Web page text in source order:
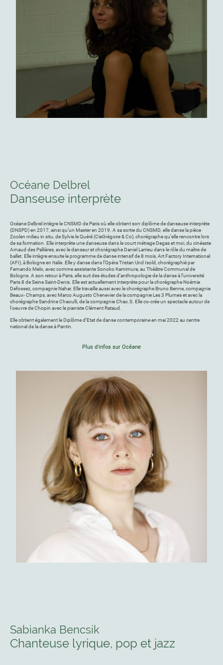
Océane Delbrel
Danseuse interprète
Océane Delbrel intègre le CNSMD de Paris où elle obtient son diplôme de danseuse interprète
(DNSPD) en 2017, ainsi qu’un Master en 2019. A sa sortie du CNSMD, elle danse la pièce
Zoolen milieu in situ, de Sylvie le Quéré (CieGrégoire & Co), chorégraphe qu’elle rencontre lors
de sa formation. Elle interprète une danseuse dans le court métrage Degas et moi, du cinéaste
Arnaud des Pallières, avec le danseur et chorégraphe Daniel Larrieu dans le rôle du maître de
ballet. Elle intègre ensuite le programme de danse intensif de 8 mois, Art Factory International
(AFI), à Bologne en Italie. Elle y danse dans l’Opéra Tristan Und Isold, chorégraphié par
Fernando Melo, avec comme assistante Sonoko Kamimura, au Théâtre Communal de
Bologne. A son retour à Paris, elle suit des études d’anthropologie de la danse à l’université
Paris 8 de Seine Saint-Denis. Elle est actuellement interprète pour la chorégraphe Noémie
Defossez, compagnie Nahar. Elle travaille aussi avec le chorégraphe Bruno Benne, compagnie
Beaux- Champs, avec Marco Augusto Chenevier de la compagnie Les 3 Plumes et avec la
chorégraphe Sandrine Chaoulli, de la compagnie Chao.S. Elle co-crée un spectacle autour de
l'oeuvre de Chopin avec le pianiste Clément Rataud.
Elle obtient également le Diplôme d’Etat de danse contemporaine en mai 2022 au centre
national de la danse à Pantin.
Plus d'infos sur Océane
Sabianka Bencsik
Chanteuse lyrique, pop et jazz